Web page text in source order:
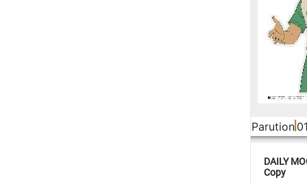
Parution
DAILY
Copy